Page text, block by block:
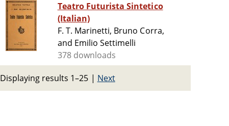
Teatro Futurista Sintetico
(Italian)
F. T. Marinetti, Bruno Corra,
and Emilio Settimelli
378 downloads
Displaying results 1–25 | Next